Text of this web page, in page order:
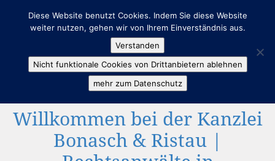
Willkommen bei der Kanzlei
Bonasch & Ristau |
Diese Website benutzt Cookies. Indem Sie diese Website
weiter nutzen, gehen wir von Ihrem Einverständnis aus.
Verstanden
Nicht funktionale Cookies von Drittanbietern ablehnen
mehr zum Datenschutz